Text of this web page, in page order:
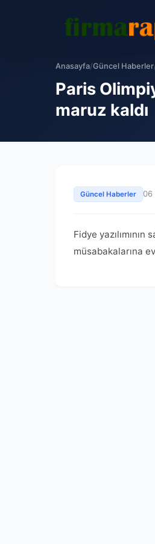
Anasayfa/Güncel Haberler
Paris
maruz kaldı
Güncel Haberler 06
Fidye
müsabakalarına